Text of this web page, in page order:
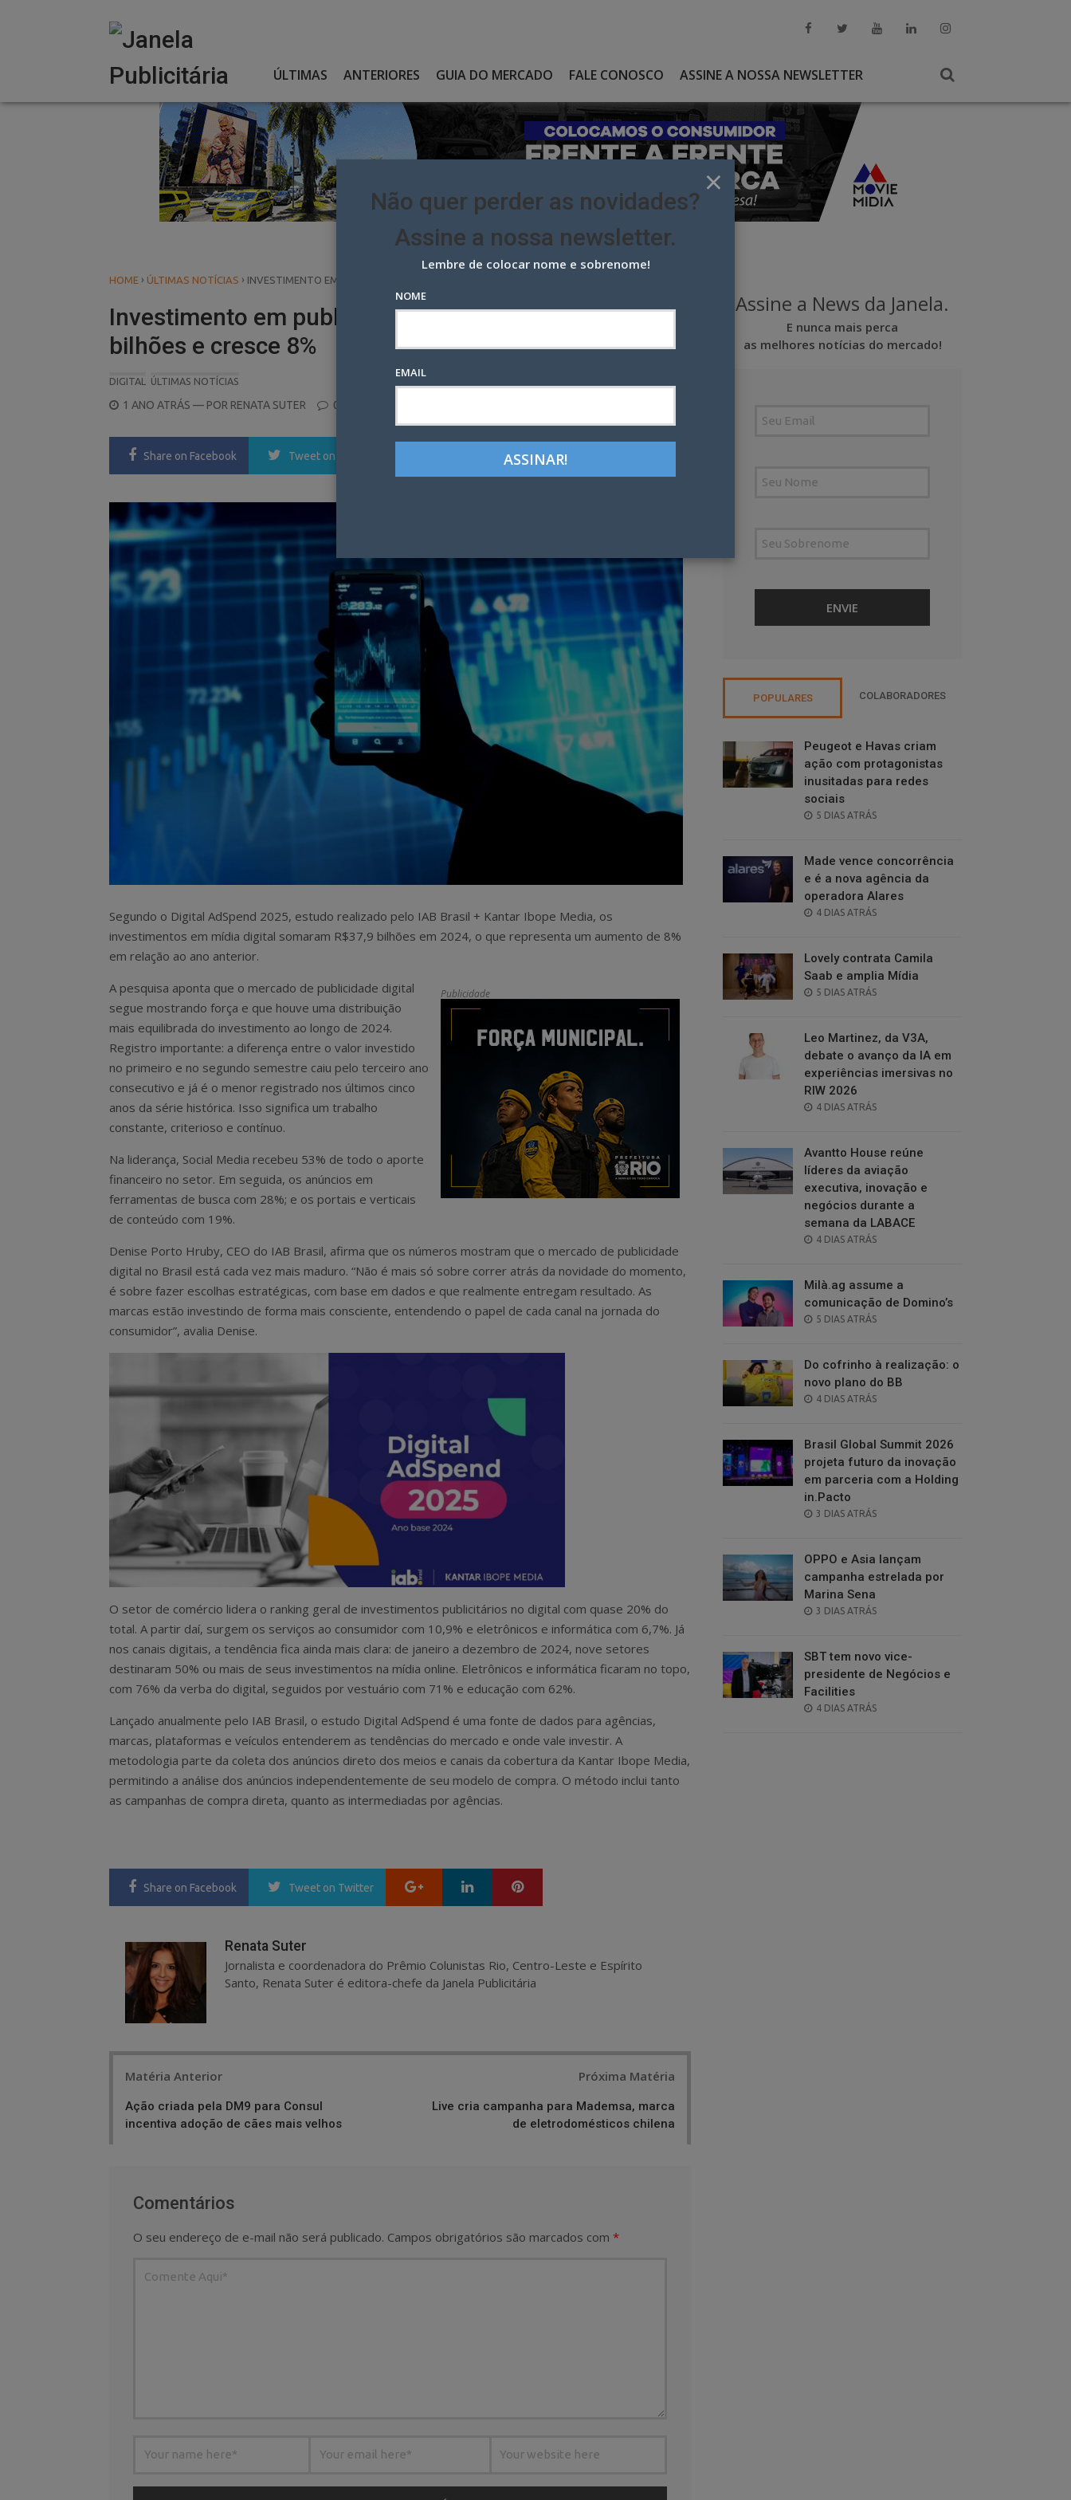
ÚLTIMAS ANTERIORES GUIA DO MERCADO FALE CONOSCO ASSINE A NOSSA NEWSLETTER
HOME › ÚLTIMAS NOTÍCIAS › INVESTIMENTO EM PUBLICIDADE DIGITAL ATINGE R$37,9 BILHÕES E CRESCE 8%
Investimento em publicidade digital atinge R$37,9
bilhões e cresce 8%
DIGITAL ÚLTIMAS NOTÍCIAS
POSTED
1 ANO ATRÁS — POR RENATA SUTER 0
Share on Facebook Tweet on Twitter LinkedIn Pinterest
Segundo o Digital AdSpend 2025, estudo realizado pelo IAB Brasil + Kantar Ibope Media, os
investimentos em mídia digital somaram R$37,9 bilhões em 2024, o que representa um aumento de 8%
em relação ao ano anterior.
Publicidade
A pesquisa aponta que o mercado de publicidade digital
segue mostrando força e que houve uma distribuição
mais equilibrada do investimento ao longo de 2024.
Registro importante: a diferença entre o valor investido
no primeiro e no segundo semestre caiu pelo terceiro ano
consecutivo e já é o menor registrado nos últimos cinco
anos da série histórica. Isso significa um trabalho
constante, criterioso e contínuo.
Na liderança, Social Media recebeu 53% de todo o aporte
financeiro no setor. Em seguida, os anúncios em
ferramentas de busca com 28%; e os portais e verticais
de conteúdo com 19%.
Denise Porto Hruby, CEO do IAB Brasil, afirma que os números mostram que o mercado de publicidade
digital no Brasil está cada vez mais maduro. “Não é mais só sobre correr atrás da novidade do momento,
é sobre fazer escolhas estratégicas, com base em dados e que realmente entregam resultado. As
marcas estão investindo de forma mais consciente, entendendo o papel de cada canal na jornada do
consumidor”, avalia Denise.
O setor de comércio lidera o ranking geral de investimentos publicitários no digital com quase 20% do
total. A partir daí, surgem os serviços ao consumidor com 10,9% e eletrônicos e informática com 6,7%. Já
nos canais digitais, a tendência fica ainda mais clara: de janeiro a dezembro de 2024, nove setores
destinaram 50% ou mais de seus investimentos na mídia online. Eletrônicos e informática ficaram no topo,
com 76% da verba do digital, seguidos por vestuário com 71% e educação com 62%.
Lançado anualmente pelo IAB Brasil, o estudo Digital AdSpend é uma fonte de dados para agências,
marcas, plataformas e veículos entenderem as tendências do mercado e onde vale investir. A
metodologia parte da coleta dos anúncios direto dos meios e canais da cobertura da Kantar Ibope Media,
permitindo a análise dos anúncios independentemente de seu modelo de compra. O método inclui tanto
as campanhas de compra direta, quanto as intermediadas por agências.
Share on Facebook Tweet on Twitter Google+ LinkedIn
Renata Suter
Jornalista e coordenadora do Prêmio Colunistas Rio, Centro-Leste e Espírito
Santo, Renata Suter é editora-chefe da Janela Publicitária
Matéria Anterior
Ação criada pela DM9 para Consul
incentiva adoção de cães mais velhos
Próxima Matéria
Live cria campanha para Mademsa, marca
de eletrodomésticos chilena
Comentários
O seu endereço de e-mail não será publicado. Campos obrigatórios são marcados com *
Assine a News da Janela.
E nunca mais perca
as melhores notícias do mercado!
POPULARES COLABORADORES
Peugeot e Havas criam
ação com protagonistas
inusitadas para redes
sociais
POSTED
5 DIAS ATRÁS
Made vence concorrência
e é a nova agência da
operadora Alares
POSTED
4 DIAS ATRÁS
Lovely contrata Camila
Saab e amplia Mídia
POSTED
5 DIAS ATRÁS
Leo Martinez, da V3A,
debate o avanço da IA em
experiências imersivas no
RIW 2026
POSTED
4 DIAS ATRÁS
Avantto House reúne
líderes da aviação
executiva, inovação e
negócios durante a
semana da LABACE
POSTED
4 DIAS ATRÁS
Milà.ag assume a
comunicação de Domino’s
POSTED
5 DIAS ATRÁS
Do cofrinho à realização: o
novo plano do BB
POSTED
4 DIAS ATRÁS
Brasil Global Summit 2026
projeta futuro da inovação
em parceria com a Holding
in.Pacto
POSTED
3 DIAS ATRÁS
OPPO e Asia lançam
campanha estrelada por
Marina Sena
POSTED
3 DIAS ATRÁS
SBT tem novo vice-
presidente de Negócios e
Facilities
POSTED
4 DIAS ATRÁS
×
Não quer perder as novidades?
Assine a nossa newsletter.
Lembre de colocar nome e sobrenome!
NOME
EMAIL